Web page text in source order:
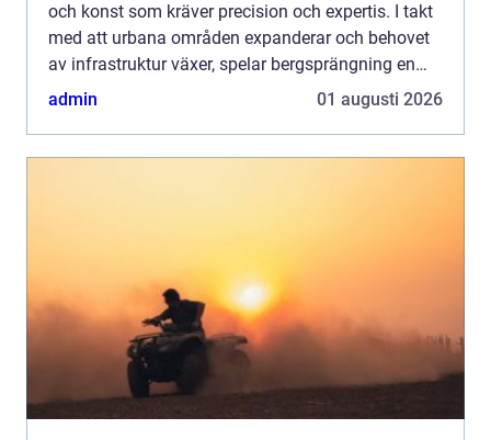
och konst som kräver precision och expertis. I takt
med att urbana områden expanderar och behovet
av infrastruktur växer, spelar bergsprängning en
central roll i att mö...
admin 01 augusti 2026